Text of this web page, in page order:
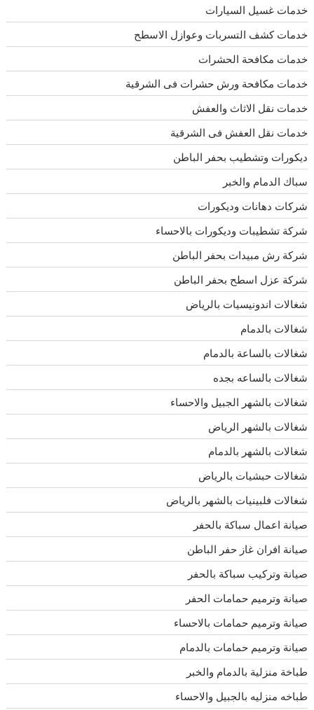
خدمات غسيل السيارات
خدمات كشف التسربات وعوازل الاسطح
خدمات مكافحة الحشرات
خدمات مكافحة ورش حشرات فى الشرقية
خدمات نقل الاثاث والعفش
خدمات نقل العفش فى الشرقية
ديكورات وتشطيب بحفر الباطن
سباك الدمام والخبر
شركات دهانات وديكورات
شركة تشطيبات وديكورات بالاحساء
شركة رش مبيدات بحفر الباطن
شركة عزل اسطح بحفر الباطن
شغالات اندونيسيات بالرياض
شغالات بالدمام
شغالات بالساعة بالدمام
شغالات بالساعه بجده
شغالات بالشهر الجبيل والاحساء
شغالات بالشهر الرياض
شغالات بالشهر بالدمام
شغالات حبشيات بالرياض
شغالات فلبينيات بالشهر بالرياض
صيانة اعمال سباكة بالحفر
صيانة افران غاز حفر الباطن
صيانة وتركيب سباكة بالحفر
صيانة وترميم حمامات الحفر
صيانة وترميم حمامات بالاحساء
صيانة وترميم حمامات بالدمام
طباخة منزلية بالدمام والخبر
طباخه منزليه بالجبيل والاحساء